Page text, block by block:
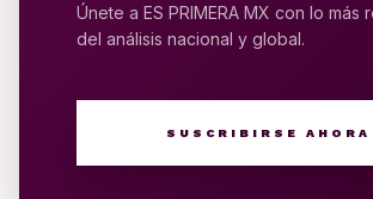
Únete a ES PRIMERA MX con lo más
del análisis nacional y global.
SUSCRIBIRSE AHORA